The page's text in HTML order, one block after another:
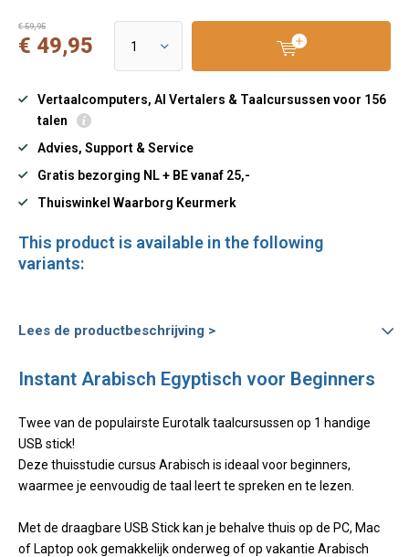
€ 59,95
€ 49,95
Vertaalcomputers, AI Vertalers & Taalcursussen voor 156
talen
Advies, Support & Service
Gratis bezorging NL + BE vanaf 25,-
Thuiswinkel Waarborg Keurmerk
This product is available in the following
variants:
Lees de productbeschrijving >
Instant Arabisch Egyptisch voor Beginners
Twee van de populairste Eurotalk taalcursussen op 1 handige
USB stick!
Deze thuisstudie cursus Arabisch is ideaal voor beginners,
waarmee je eenvoudig de taal leert te spreken en te lezen.
Met de draagbare USB Stick kan je behalve thuis op de PC, Mac
of Laptop ook gemakkelijk onderweg of op vakantie Arabisch